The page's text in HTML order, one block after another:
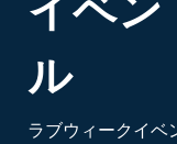
ル
ラブウィークイベ